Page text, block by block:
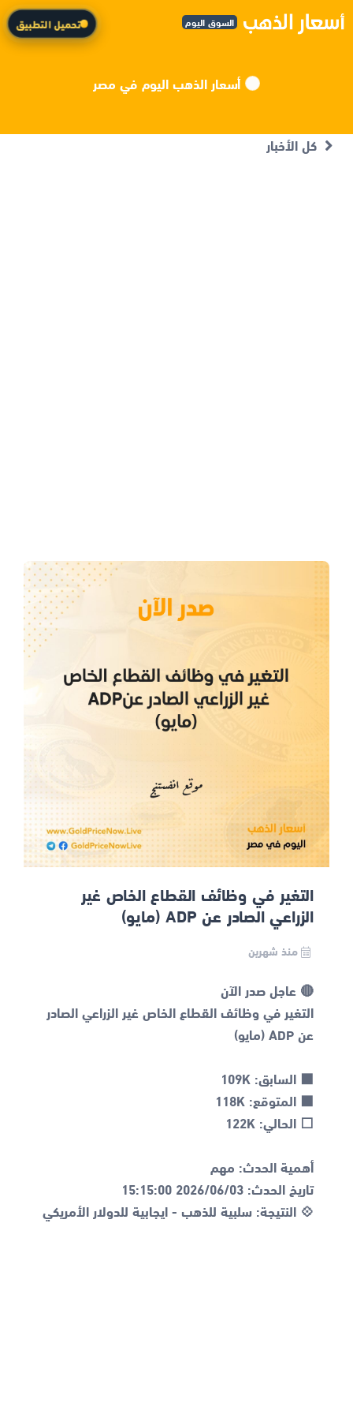
السوق اليوم تحميل التطبيق
أسعار الذهب اليوم في مصر
كل الأخبار
التغير في وظائف القطاع الخاص غير
الزراعي الصادر عن ADP (مايو)
منذ شهرين
التغير في وظائف القطاع الخاص غير الزراعي الصادر
💠 النتيجة: سلبية للذهب - ايجابية للدولار الأمريكي